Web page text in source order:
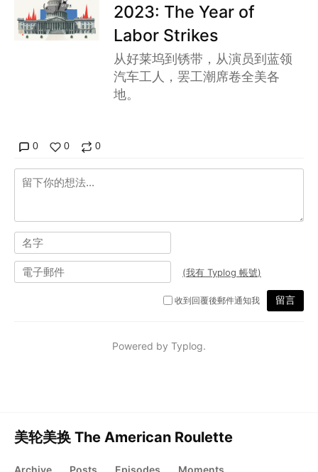
2023: The Year of
Labor Strikes
从好莱坞到锈带，从演员到蓝领
汽车工人，罢工潮席卷全美各
地。
美轮美换 The American Roulette
Archive Posts Episodes Moments